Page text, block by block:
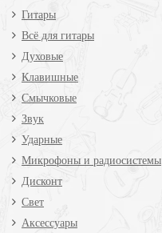
Гитары
Всё для гитары
Духовые
Клавишные
Смычковые
Звук
Ударные
Микрофоны и радиосистемы
Дисконт
Свет
Аксессуары